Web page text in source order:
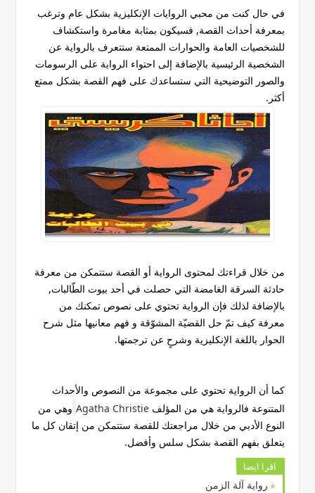
في حال كنت من محبي الروايات الإنكليزية بشكل عام وترغب
بمعرفة أحداث القصة, فسيكون بمثابة مغامرة واستكشاف
للشخصيات العامة والحوارات الممتعة ستتعرف بالرواية عن
الشخصية الرئيسية بالإضافة إلى احتواء الرواية على الرسومات
والصور التوضيحية التي ستساعدك على فهم القصة بشكل ممتع
أكثر.
من خلال قراءتك لمحتوى الرواية أو القصة ستتمكن من معرفة
حادثة السرقة الغامضة التي حصلت في أحد بيوت الطّالبات,
بالإضافة لذلك فإن الرواية تحتوي على نصوص تمكنك من
معرفة كيف تمّ حل القضيّة المشوّقة و فهم معانيها مثل شرح
الحوار باللغة الإنكليزية وشرحٍ عن ترجمتها.
كما أن الرواية تحتوي على مجموعة من النصوص والأحداث
المتنوعة فالرواية هي من المؤلفAgatha Christie وهي من
النوع الأدبي من خلال مراجعتك للقصة ستتمكن من إتقان كل ما
يتعلق بفهم القصة بشكل سلس وأفضل.
اقرا ايضا
رواية آلة الزمن